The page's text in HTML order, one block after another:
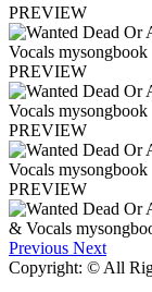
PREVIEW
PREVIEW
PREVIEW
PREVIEW
Previous Next
Copyright: © All